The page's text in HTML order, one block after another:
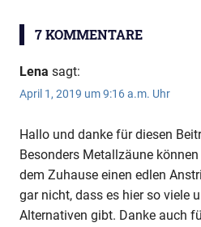
Gabionenzaun
Maschendraht
Maschendrahtzaun
Schmiedezaun
7 KOMMENTARE
Lena sagt:
April 1, 2019 um 9:16 a.m. Uhr
Hallo und danke für diesen
Besonders Metallzäune
dem Zuhause einen edlen
gar nicht, dass es hier so viele
Alternativen gibt. Danke auch